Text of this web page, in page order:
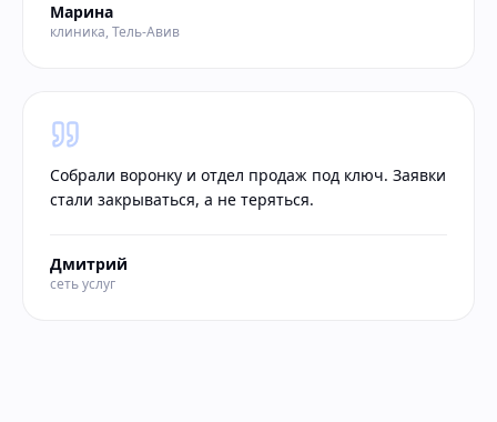
Марина
клиника, Тель-Авив
Собрали воронку и отдел продаж под ключ. Заявки
стали закрываться, а не теряться.
Дмитрий
сеть услуг